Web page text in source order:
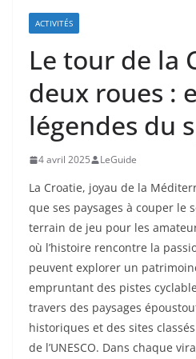
ACTIVITÉS
Le tour de la
deux roues :
légendes du
4 avril 2025 LeGuide
La Croatie, joyau de la
que ses paysages à couper le
terrain de jeu pour les
où l’histoire rencontre la
peuvent explorer un
empruntant des pistes
travers des paysages
historiques et des sites
de l’UNESCO. Dans chaque